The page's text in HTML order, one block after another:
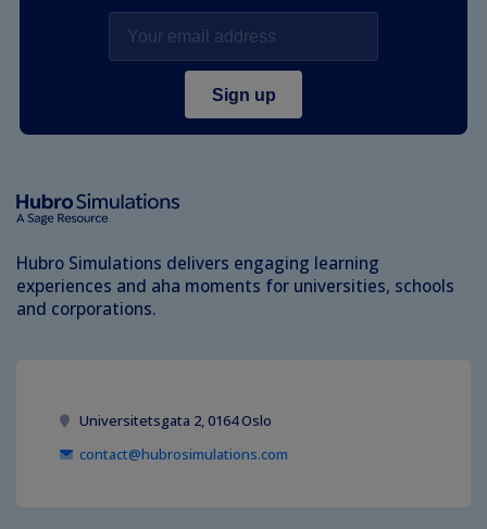
Hubro Simulations delivers engaging learning
experiences and aha moments for universities, schools
and corporations.
Universitetsgata 2, 0164 Oslo
contact@hubrosimulations.com